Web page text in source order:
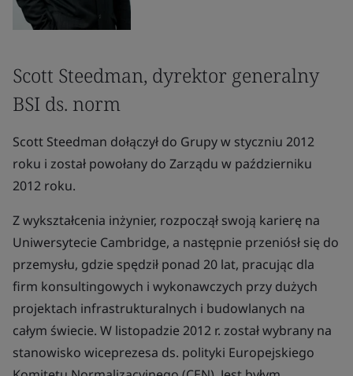
Scott Steedman, dyrektor generalny
BSI ds. norm
Scott Steedman dołączył do Grupy w styczniu 2012
roku i został powołany do Zarządu w październiku
2012 roku.
Z wykształcenia inżynier, rozpoczął swoją karierę na
Uniwersytecie Cambridge, a następnie przeniósł się do
przemysłu, gdzie spędził ponad 20 lat, pracując dla
firm konsultingowych i wykonawczych przy dużych
projektach infrastrukturalnych i budowlanych na
całym świecie. W listopadzie 2012 r. został wybrany na
stanowisko wiceprezesa ds. polityki Europejskiego